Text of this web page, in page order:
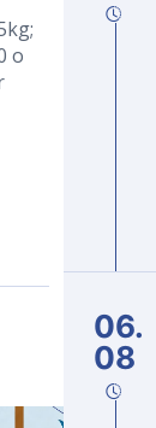
o
06.
08